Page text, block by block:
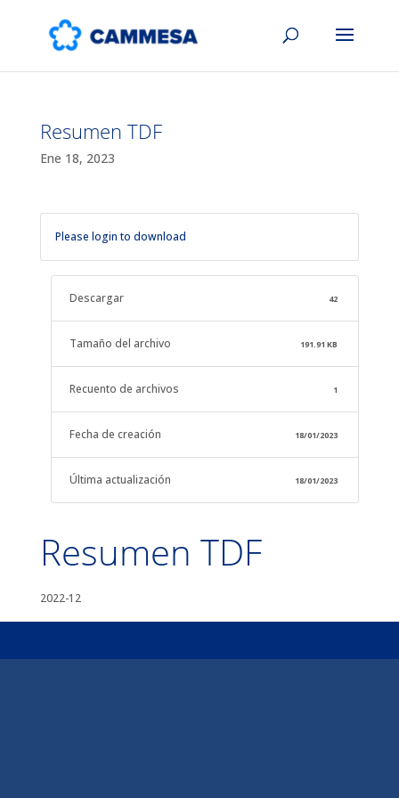
Resumen TDF
Ene 18, 2023
Please login to download
Descargar 42
Tamaño del archivo 191.91 KB
Recuento de archivos 1
Fecha de creación 18/01/2023
Última actualización 18/01/2023
Resumen TDF
2022-12